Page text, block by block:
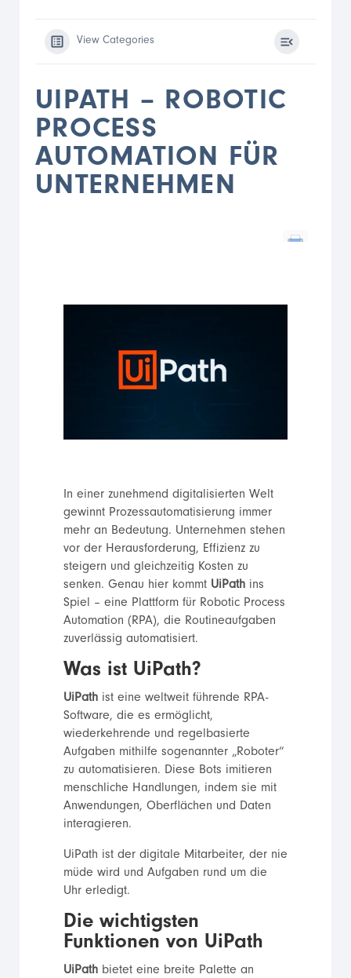
View Categories
UIPATH – ROBOTIC
PROCESS
AUTOMATION FÜR
UNTERNEHMEN
In einer zunehmend digitalisierten Welt
gewinnt Prozessautomatisierung immer
mehr an Bedeutung. Unternehmen stehen
vor der Herausforderung, Effizienz zu
steigern und gleichzeitig Kosten zu
senken. Genau hier kommt UiPathins
Spiel – eine Plattform für Robotic Process
Automation (RPA), die Routineaufgaben
zuverlässig automatisiert.
Was ist UiPath?
UiPathist eine weltweit führende RPA-
Software, die es ermöglicht,
wiederkehrende und regelbasierte
Aufgaben mithilfe sogenannter „Roboter“
zu automatisieren. Diese Bots imitieren
menschliche Handlungen, indem sie mit
Anwendungen, Oberflächen und Daten
interagieren.
UiPath ist der digitale Mitarbeiter, der nie
müde wird und Aufgaben rund um die
Uhr erledigt.
Die wichtigsten
Funktionen von UiPath
UiPathbietet eine breite Palette an